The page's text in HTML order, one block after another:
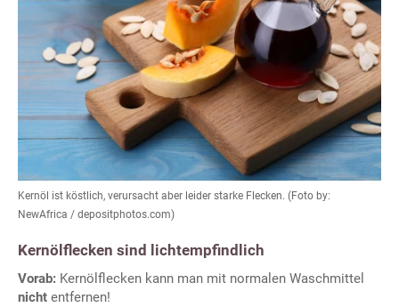
Kernöl ist köstlich, verursacht aber leider starke Flecken. (Foto by:
NewAfrica / depositphotos.com)
Kernölflecken sind lichtempfindlich
Vorab: Kernölflecken kann man mit normalen Waschmittel
nicht entfernen!